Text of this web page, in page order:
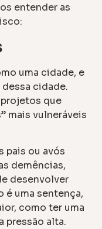
entender as
uma cidade, e
cidade.
que
mais vulneráveis
pais ou avós
demências,
desenvolver
é uma sentença,
como ter uma
pressão alta.